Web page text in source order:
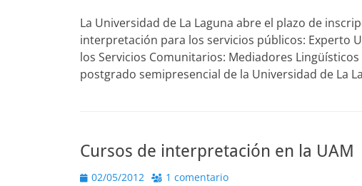
La Universidad de La Laguna abre el plazo de
interpretación para los servicios públicos: Experto
los Servicios Comunitarios: Mediadores Lingüísticos
postgrado semipresencial de la Universidad de La
Cursos de interpretación en la UAM
Publicado
02/05/2012 1 comentario